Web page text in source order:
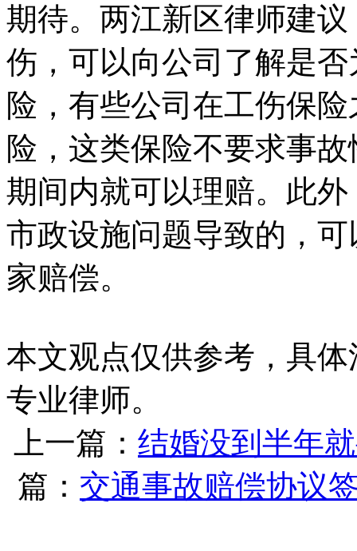
期待。两江新区律师建
伤，可以向公司了解是
险，有些公司在工伤保
险，这类保险不要求事
期间内就可以理赔。此
市政设施问题导致的，
家赔偿。
本文观点仅供参考，具
专业律师。
上一篇： 结婚没到半年
篇： 交通事故赔偿协议